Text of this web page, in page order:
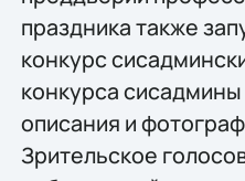
праздника также
конкурс
конкурса
описания и
Зрительское